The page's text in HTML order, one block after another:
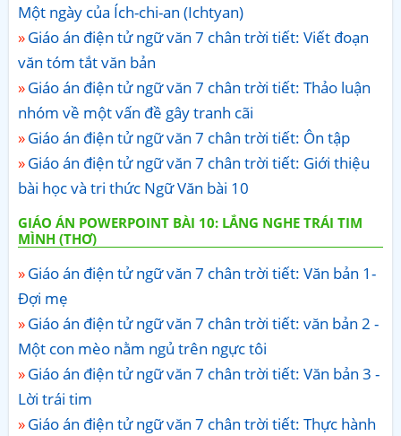
Một ngày của Ích-chi-an (Ichtyan)
Giáo án điện tử ngữ văn 7 chân trời tiết: Viết đoạn
văn tóm tắt văn bản
Giáo án điện tử ngữ văn 7 chân trời tiết: Thảo luận
nhóm về một vấn đề gây tranh cãi
Giáo án điện tử ngữ văn 7 chân trời tiết: Ôn tập
Giáo án điện tử ngữ văn 7 chân trời tiết: Giới thiệu
bài học và tri thức Ngữ Văn bài 10
GIÁO ÁN POWERPOINT BÀI 10: LẮNG NGHE TRÁI TIM
MÌNH (THƠ)
Giáo án điện tử ngữ văn 7 chân trời tiết: Văn bản 1-
Đợi mẹ
Giáo án điện tử ngữ văn 7 chân trời tiết: văn bản 2 -
Một con mèo nằm ngủ trên ngực tôi
Giáo án điện tử ngữ văn 7 chân trời tiết: Văn bản 3 -
Lời trái tim
Giáo án điện tử ngữ văn 7 chân trời tiết: Thực hành